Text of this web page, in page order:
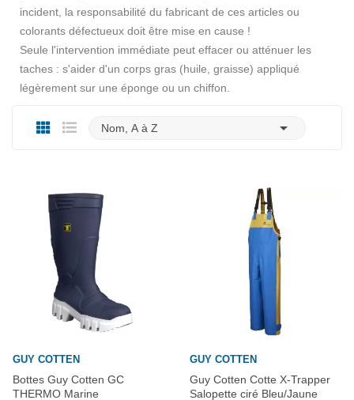
incident, la responsabilité du fabricant de ces articles ou
colorants défectueux doit être mise en cause !
Seule l'intervention immédiate peut effacer ou atténuer les
taches : s'aider d'un corps gras (huile, graisse) appliqué
légèrement sur une éponge ou un chiffon.
Nom, A à Z 
GUY COTTEN
Bottes Guy Cotten GC
THERMO Marine
GUY COTTEN
Guy Cotten Cotte X-Trapper
Salopette ciré Bleu/Jaune